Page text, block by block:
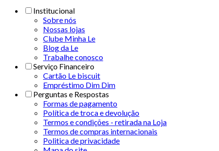
Institucional
Sobre nós
Nossas lojas
Clube Minha Le
Blog da Le
Trabalhe conosco
Serviço Financeiro
Cartão Le biscuit
Empréstimo Dim Dim
Perguntas e Respostas
Formas de pagamento
Política de troca e devolução
Termos e condições - retirada na Loja
Termos de compras internacionais
Politica de privacidade